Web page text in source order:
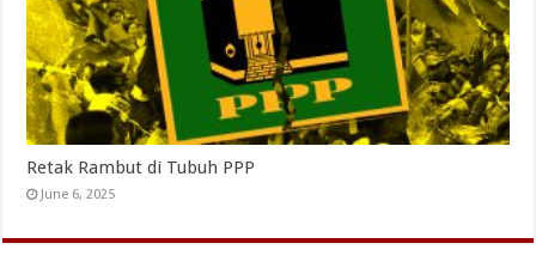
Retak Rambut di Tubuh PPP
June 6, 2025